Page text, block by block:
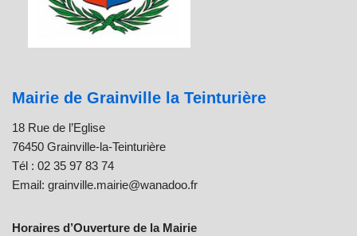
Mairie de Grainville la Teinturière
18 Rue de l’Eglise
76450 Grainville-la-Teinturière
Tél : 02 35 97 83 74
Email: grainville.mairie@wanadoo.fr
Horaires d’Ouverture de la Mairie